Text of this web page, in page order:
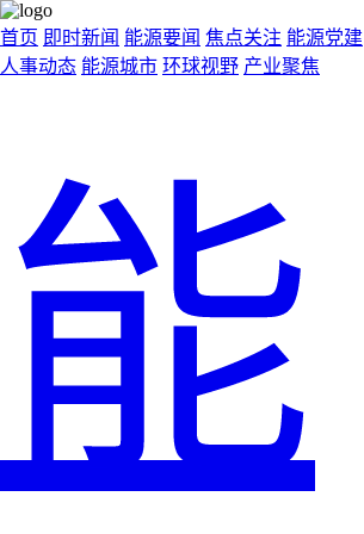
首页 即时新闻 能源要闻 焦点关注 能源党建
人事动态 能源城市 环球视野 产业聚焦
能